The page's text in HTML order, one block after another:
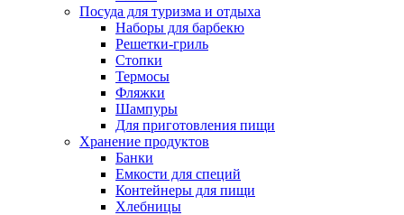
Посуда для туризма и отдыха
Наборы для барбекю
Решетки-гриль
Стопки
Термосы
Фляжки
Шампуры
Для приготовления пищи
Хранение продуктов
Банки
Емкости для специй
Контейнеры для пищи
Хлебницы